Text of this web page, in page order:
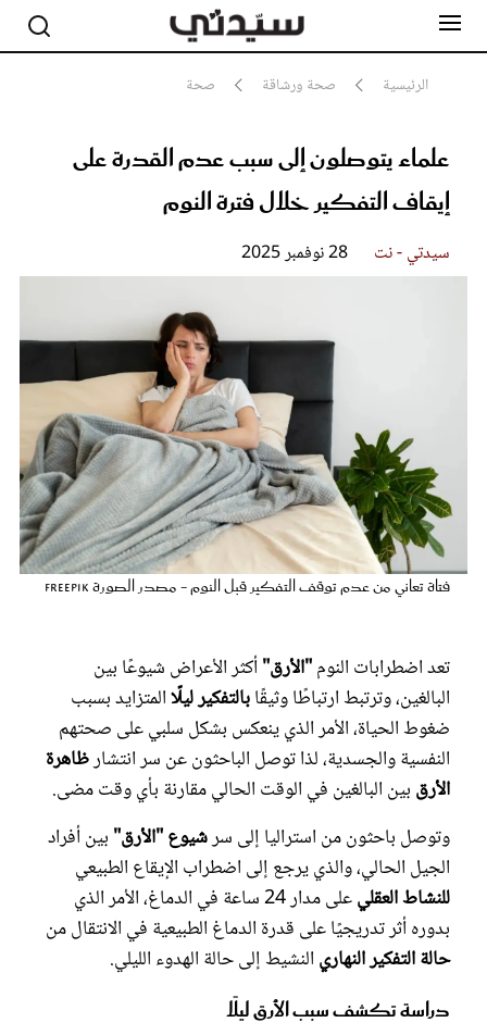
الرئيسية صحة ورشاقة صحة
علماء يتوصلون إلى سبب عدم القدرة على
إيقاف التفكير خلال فترة النوم
سيدتي - نت 28 نوفمبر 2025
فتاة تعاني من عدم توقف التفكير قبل النوم - مصدر الصورة freepik
تعد اضطرابات النوم"الأرق"أكثر الأعراض شيوعًا بين
البالغين، وترتبط ارتباطًا وثيقًابالتفكير ليلًاالمتزايد بسبب
ضغوط الحياة، الأمر الذي ينعكس بشكل سلبي على صحتهم
النفسية والجسدية، لذا توصل الباحثون عن سر انتشارظاهرة
الأرق بين البالغين في الوقت الحالي مقارنة بأي وقت مضى.
وتوصل باحثون من استراليا إلى سرشيوع "الأرق" بين أفراد
الجيل الحالي، والذي يرجع إلى اضطراب الإيقاع الطبيعي
للنشاط العقلي
على مدار 24 ساعة في الدماغ، الأمر الذي
بدوره أثر تدريجيًا على قدرة الدماغ الطبيعية في الانتقال من
حالة التفكير النهاري النشيط إلى حالة الهدوء الليلي.
دراسة تكشف سبب الأرق ليلًا
مشاهير
جمال
سيدتي وطفلك
لايف ستايل
تقارير
عروس سيدتي
مجلة سيدتي
غلاف رفمي